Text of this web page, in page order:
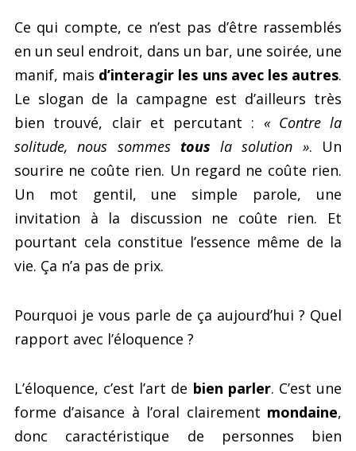
Ce qui compte, ce n’est pas d’être rassemblés
en un seul endroit, dans un bar, une soirée, une
manif, mais d’interagir les uns avec les autres.
Le slogan de la campagne est d’ailleurs très
bien trouvé, clair et percutant : « Contre la
solitude, nous sommes tous la solution ». Un
sourire ne coûte rien. Un regard ne coûte rien.
Un mot gentil, une simple parole, une
invitation à la discussion ne coûte rien. Et
pourtant cela constitue l’essence même de la
vie. Ça n’a pas de prix.
Pourquoi je vous parle de ça aujourd’hui ? Quel
rapport avec l’éloquence ?
L’éloquence, c’est l’art de bien parler. C’est une
forme d’aisance à l’oral clairement mondaine,
donc caractéristique de personnes bien